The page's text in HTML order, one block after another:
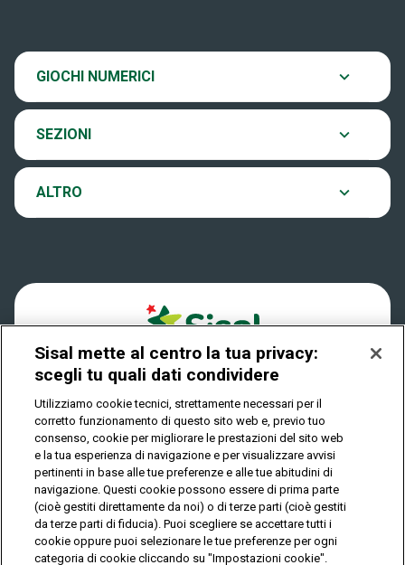
GIOCHI NUMERICI
EuroJackpot
VinciCasa
Play Your Date
SEZIONI
Verifica vincite
Come si gioca
Dove si gioca
Quanto si vince
Come riscuotere
ALTRO
Contatti
Notifiche
Privacy
IL GIOCO È VIETATO AI MINORI E PUÒ CAUSARE
DIPENDENZA PATOLOGICA
© Copyright Sisal Italia S.p.A. - P.I. 02433760135
Privacy Cookies
Mappa
del
Sisal mette al centro la tua privacy:
scegli tu quali dati condividere
Utilizziamo cookie tecnici, strettamente necessari per il
corretto funzionamento di questo sito web e, previo tuo
consenso, cookie per migliorare le prestazioni del sito web
e la tua esperienza di navigazione e per visualizzare avvisi
pertinenti in base alle tue preferenze e alle tue abitudini di
navigazione. Questi cookie possono essere di prima parte
(cioè gestiti direttamente da noi) o di terze parti (cioè gestiti
da terze parti di fiducia). Puoi scegliere se accettare tutti i
cookie oppure puoi selezionare le tue preferenze per ogni
categoria di cookie cliccando su "Impostazioni cookie".